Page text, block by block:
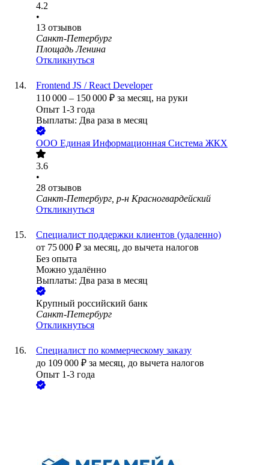
4.2
•
13 отзывов
Санкт-Петербург
Площадь Ленина
Откликнуться
Frontend JS / React Developer
110 000 – 150 000 ₽ за месяц, на руки
Опыт 1-3 года
Выплаты: Два раза в месяц
ООО Единая Информационная Система ЖКХ
3.6
•
28 отзывов
Санкт-Петербург, р-н Красногвардейский
Откликнуться
Специалист поддержки клиентов (удаленно)
от 75 000 ₽ за месяц, до вычета налогов
Без опыта
Можно удалённо
Выплаты: Два раза в месяц
Крупный российский банк
Санкт-Петербург
Откликнуться
Специалист по коммерческому заказу
до 109 000 ₽ за месяц, до вычета налогов
Опыт 1-3 года